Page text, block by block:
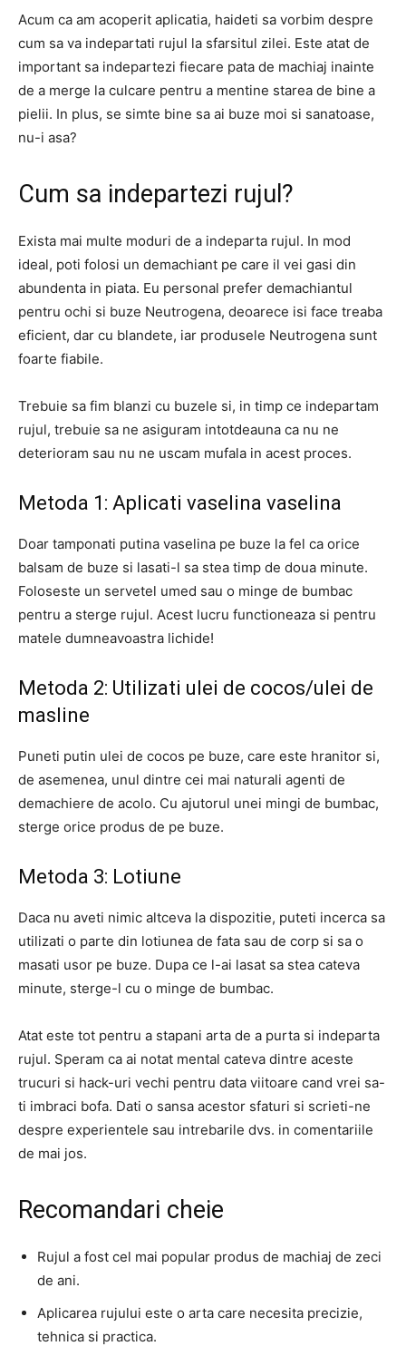
Acum ca am acoperit aplicatia, haideti sa vorbim despre
cum sa va indepartati rujul la sfarsitul zilei. Este atat de
important sa indepartezi fiecare pata de machiaj inainte
de a merge la culcare pentru a mentine starea de bine a
pielii. In plus, se simte bine sa ai buze moi si sanatoase,
nu-i asa?
Cum sa indepartezi rujul?
Exista mai multe moduri de a indeparta rujul. In mod
ideal, poti folosi un demachiant pe care il vei gasi din
abundenta in piata. Eu personal prefer demachiantul
pentru ochi si buze Neutrogena, deoarece isi face treaba
eficient, dar cu blandete, iar produsele Neutrogena sunt
foarte fiabile.
Trebuie sa fim blanzi cu buzele si, in timp ce indepartam
rujul, trebuie sa ne asiguram intotdeauna ca nu ne
deterioram sau nu ne uscam mufala in acest proces.
Metoda 1: Aplicati vaselina vaselina
Doar tamponati putina vaselina pe buze la fel ca orice
balsam de buze si lasati-l sa stea timp de doua minute.
Foloseste un servetel umed sau o minge de bumbac
pentru a sterge rujul. Acest lucru functioneaza si pentru
matele dumneavoastra lichide!
Metoda 2: Utilizati ulei de cocos/ulei de
masline
Puneti putin ulei de cocos pe buze, care este hranitor si,
de asemenea, unul dintre cei mai naturali agenti de
demachiere de acolo. Cu ajutorul unei mingi de bumbac,
sterge orice produs de pe buze.
Metoda 3: Lotiune
Daca nu aveti nimic altceva la dispozitie, puteti incerca sa
utilizati o parte din lotiunea de fata sau de corp si sa o
masati usor pe buze. Dupa ce l-ai lasat sa stea cateva
minute, sterge-l cu o minge de bumbac.
Atat este tot pentru a stapani arta de a purta si indeparta
rujul. Speram ca ai notat mental cateva dintre aceste
trucuri si hack-uri vechi pentru data viitoare cand vrei sa-
ti imbraci bofa. Dati o sansa acestor sfaturi si scrieti-ne
despre experientele sau intrebarile dvs. in comentariile
de mai jos.
Recomandari cheie
Rujul a fost cel mai popular produs de machiaj de zeci
de ani.
Aplicarea rujului este o arta care necesita precizie,
tehnica si practica.